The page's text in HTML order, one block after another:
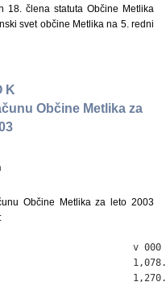
18. člena statuta Občine Metlika
svet občine Metlika na 5. redni
K
Občine Metlika za
Občine Metlika za leto 2003
v 000